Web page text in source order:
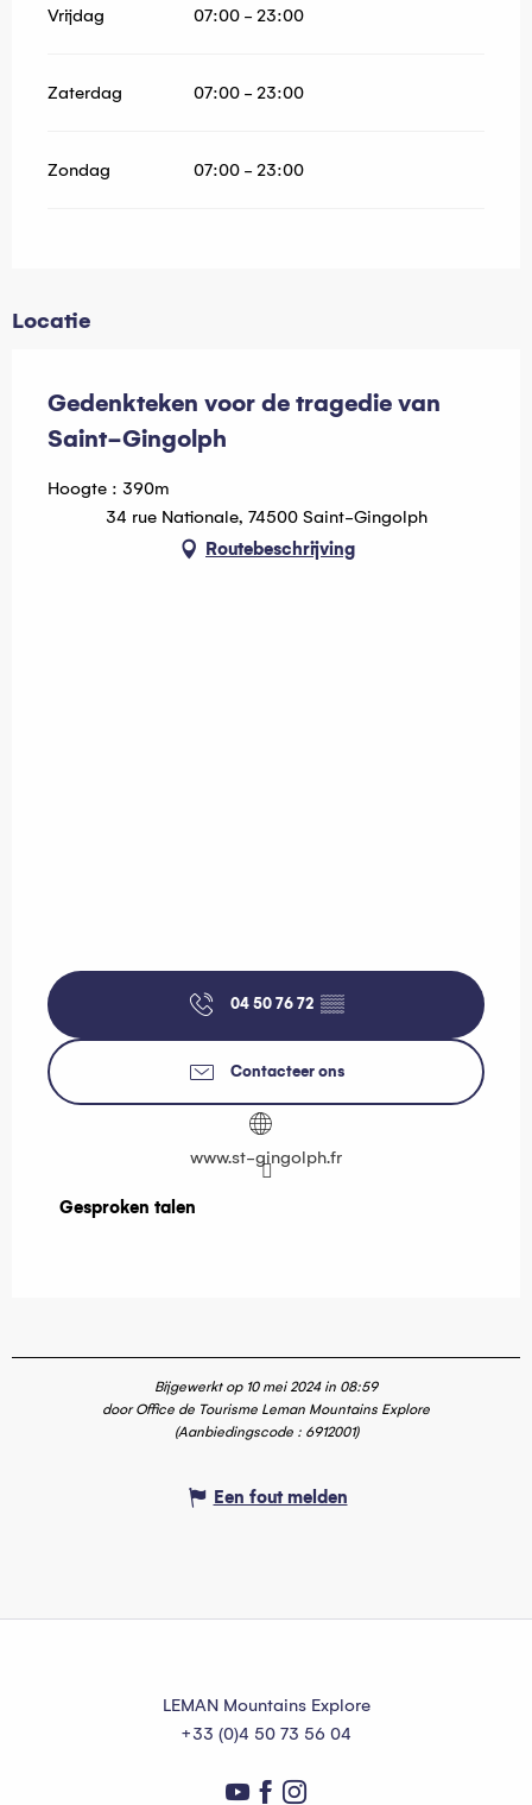
Vrijdag 07:00 - 23:00
Zaterdag 07:00 - 23:00
Zondag 07:00 - 23:00
Locatie
Gedenkteken voor de tragedie van
Saint-Gingolph
Hoogte : 390m
34 rue Nationale, 74500 Saint-Gingolph
Routebeschrijving
04 50 76 72 ▒▒
Contacteer ons
www.st-gingolph.fr
Gesproken talen
Gesproken talen
Bijgewerkt op 10 mei 2024 in 08:59
door Office de Tourisme Leman Mountains Explore
(Aanbiedingscode : 6912001)
Een fout melden
LEMAN Mountains Explore
+33 (0)4 50 73 56 04